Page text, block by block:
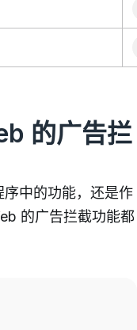
的广告拦
中的功能，还是作
的广告拦截功能都